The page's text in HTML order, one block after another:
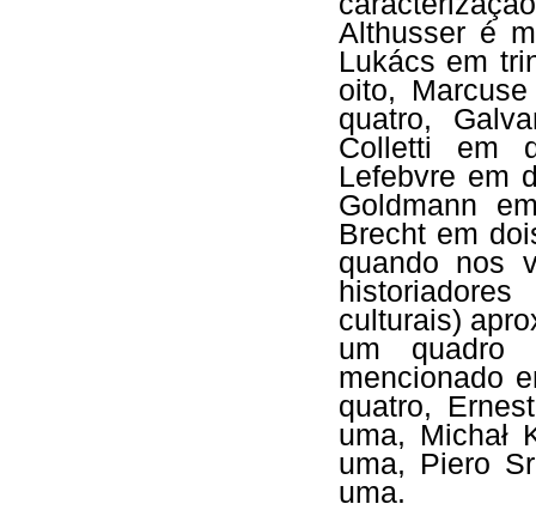
Althusser é
Lukács em
oito,
quatro,
Colletti em
Lefebvre em
Goldmann
Brecht em
quando nos
culturais)
um quadro
mencionado
quatro,
uma, Michał
uma, Piero
uma.